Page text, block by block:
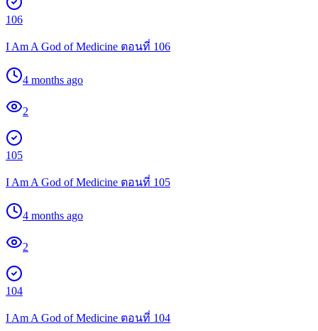
106
I Am A God of Medicine ตอนที่ 106
4 months ago
2
105
I Am A God of Medicine ตอนที่ 105
4 months ago
2
104
I Am A God of Medicine ตอนที่ 104